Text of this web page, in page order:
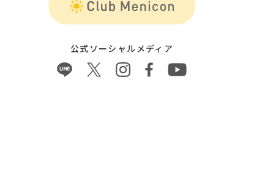
公式ソーシャルメディア